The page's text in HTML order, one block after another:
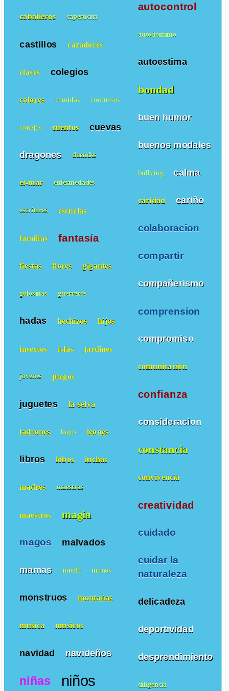
autocontrol
autodominio
autoestima
bondad
buen humor
buenos modales
bullying calma
caridad cariño
colaboracion
compartir
compañerismo
comprension
compromiso
comunicacion
confianza
consideracion
constancia
convivencia
creatividad
cuidado
cuidar la
naturaleza
delicadeza
deportividad
desprendimiento
diligencia
caballeros caperucita
castillos cazadores
clases colegios
colores comidas concursos
conejos cuentos cuevas
dragones duendes
el-mar enfermedades
escritores escuelas
familias fantasía
fiestas flores gigantes
golosinas guerreros
hadas hechizos hijos
insectos islas jardines
jovenes juegos
juguetes la-selva
ladrones lagos leones
libros lobos luchas
madres maestras
maestros magia
magos malvados
mamas miedo monos
monstruos montañas
musica musicos
navidad navideños
niñas niños